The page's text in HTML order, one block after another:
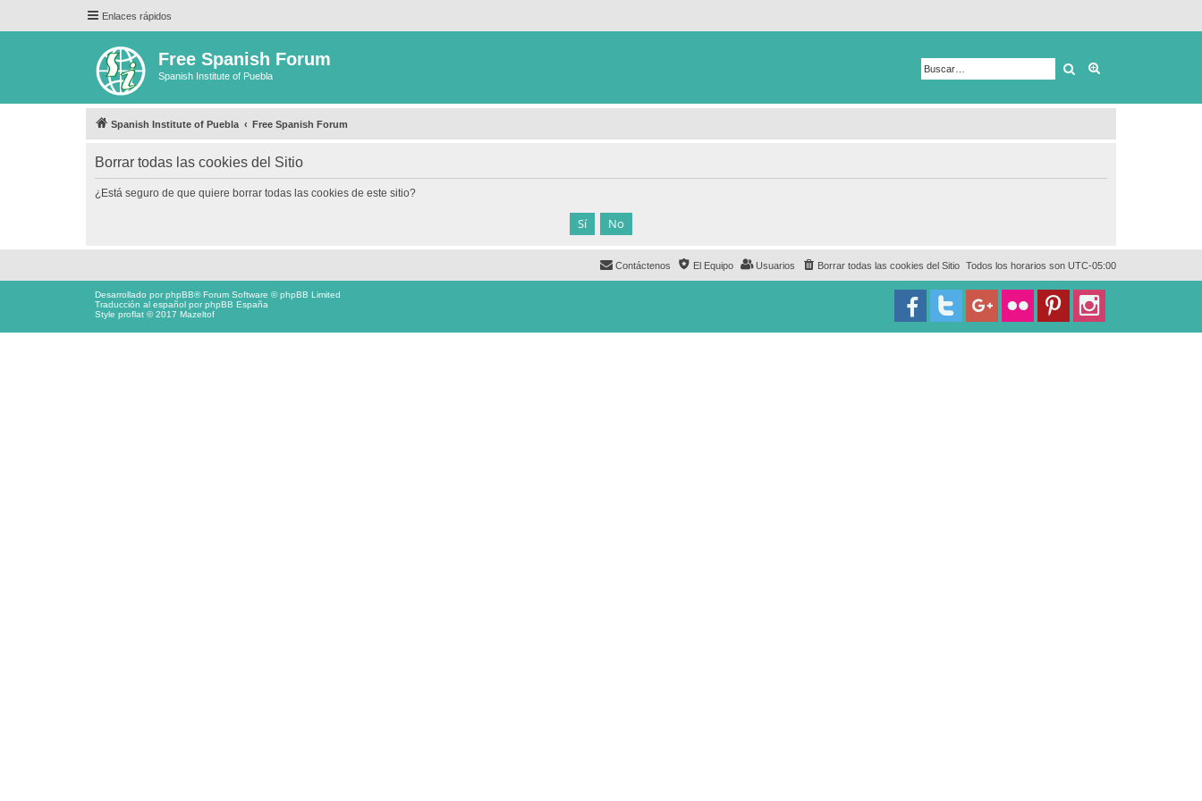
Enlaces rápidos
Free Spanish Forum
Spanish Institute of Puebla Buscar
Spanish Institute of Puebla Free Spanish Forum
Borrar todas las cookies del Sitio
¿Está seguro de que quiere borrar todas las cookies de este sitio?
Todos los horarios son UTC-05:00
Borrar todas las cookies del Sitio
Usuarios
El Equipo
Contáctenos
Desarrollado porphpBB® Forum Software © phpBB Limited
Traducción al español porphpBB España
Style proflat © 2017 Mazeltof